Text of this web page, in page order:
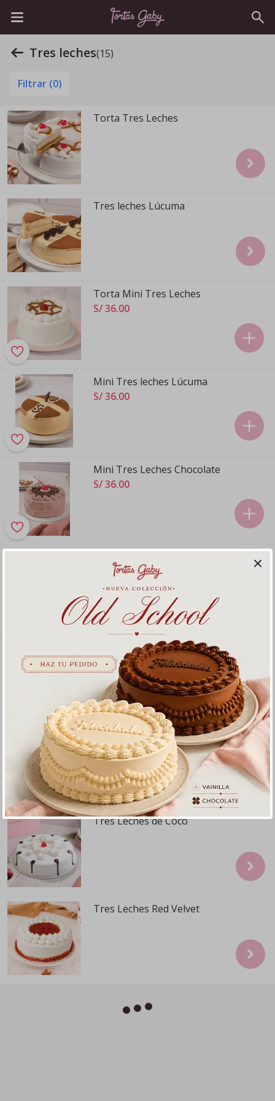
Tres leches(15)
Filtrar (0)
Torta Tres Leches
Tres leches Lúcuma
Torta Mini Tres Leches
S/ 36.00
Mini Tres leches Lúcuma
S/ 36.00
Mini Tres Leches Chocolate
S/ 36.00
Tres leches Maracuya
Tres Leches Café
Tres Leches de Coco
Tres Leches Red Velvet